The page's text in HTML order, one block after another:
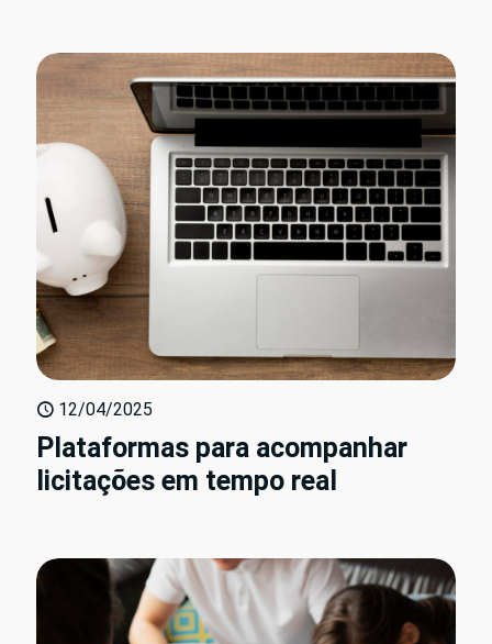
12/04/2025
Plataformas para acompanhar
licitações em tempo real